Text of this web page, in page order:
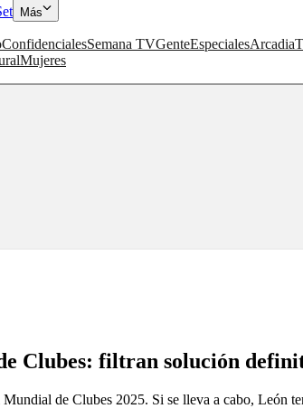
Más
ConfidencialesSemana TVGenteEspecialesArcadia
Mujeres
Clubes: filtran solución
de Clubes 2025. Si se lleva a cabo, León